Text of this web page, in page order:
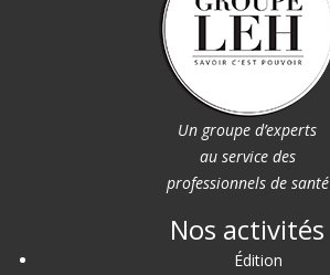
Un groupe d’experts
au service des
professionnels de santé
Nos activités
Édition